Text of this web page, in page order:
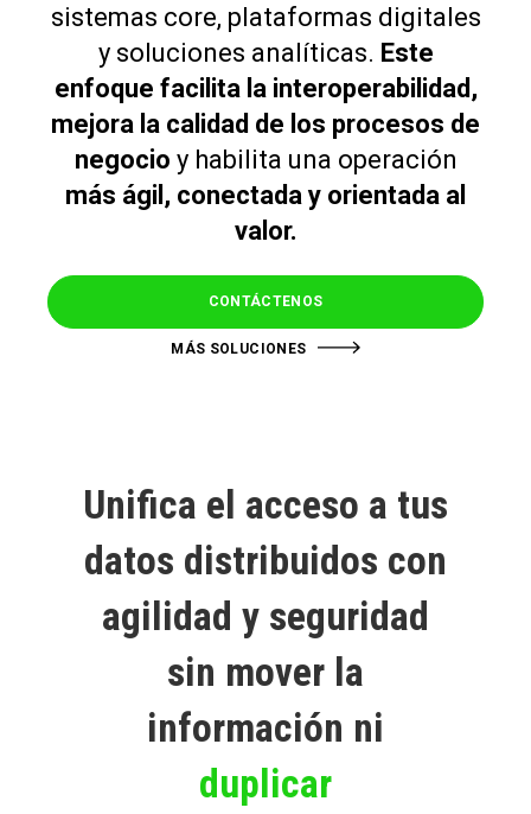
sistemas core, plataformas digitales
y soluciones analíticas. Este
enfoque facilita la interoperabilidad,
mejora la calidad de los procesos de
negocio y habilita una operación
más ágil, conectada y orientada al
valor.
CONTÁCTENOS
MÁS SOLUCIONES
Unifica el acceso a tus
datos distribuidos con
agilidad y seguridad
sin mover la
información ni
duplicar